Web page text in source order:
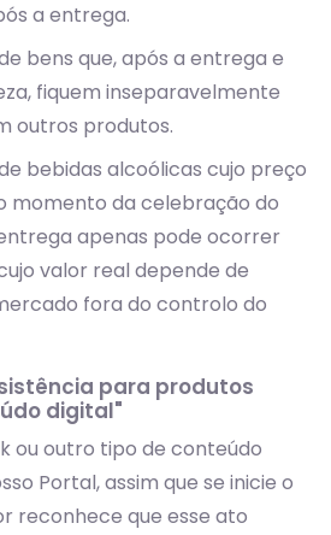
a entrega.
bens que, após a entrega e
fiquem inseparavelmente
outros produtos.
bebidas alcoólicas cujo preço
momento da celebração do
apenas pode ocorrer
valor real depende de
fora do controlo do
para produtos
digital"
ou outro tipo de conteúdo
Portal, assim que se inicie o
reconhece que esse ato